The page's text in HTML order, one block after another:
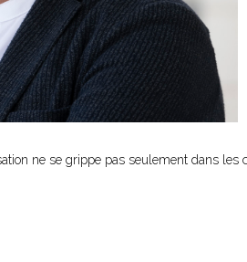
ne se grippe pas seulement dans